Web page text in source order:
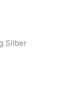
Silber